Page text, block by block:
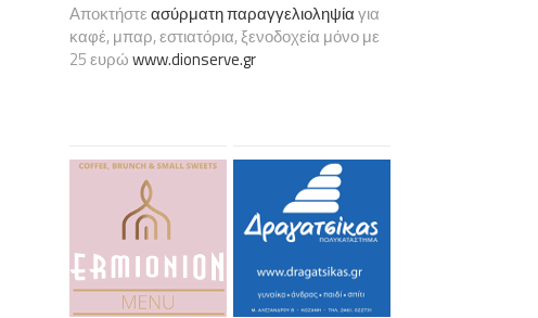
Αποκτήστεασύρματη παραγγελιοληψίαγια
καφέ, μπαρ, εστιατόρια, ξενοδοχεία μόνο με
25 ευρώwww.dionserve.gr